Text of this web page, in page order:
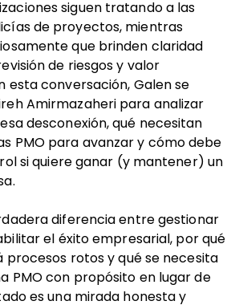
siguen tratando a las
de proyectos, mientras
que brinden claridad
de riesgos y valor
esta conversación, Galen se
Amirmazaheri para analizar
desconexión, qué necesitan
PMO para avanzar y cómo debe
si quiere ganar (y mantener) un
diferencia entre gestionar
el éxito empresarial, por qué
procesos rotos y qué se necesita
PMO con propósito en lugar de
es una mirada honesta y